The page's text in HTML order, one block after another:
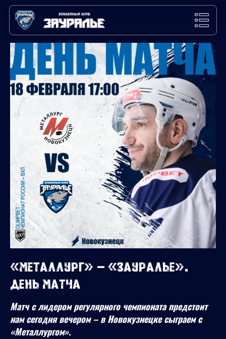
«Металлург» – «Зауралье».
День матча
Матч с лидером регулярного чемпионата предстоит
нам сегодня вечером – в Новокузнецке сыграем с
«Металлургом».